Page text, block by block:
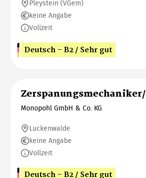
Pleystein (VGem)
keine Angabe
Vollzeit
Deutsch - B2 / Sehr gut
Monopohl GmbH & Co. KG
Luckenwalde
keine Angabe
Vollzeit
Deutsch - B2 / Sehr gut